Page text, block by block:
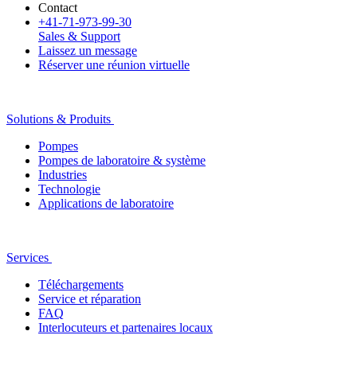
Contact
+41-71-973-99-30
Sales & Support
Laissez un message
Réserver une réunion virtuelle
Solutions & Produits
Pompes
Pompes de laboratoire & système
Industries
Technologie
Applications de laboratoire
Services
Téléchargements
Service et réparation
FAQ
Interlocuteurs et partenaires locaux